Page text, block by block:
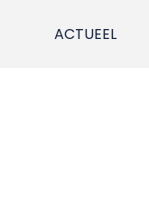
ACTUEEL